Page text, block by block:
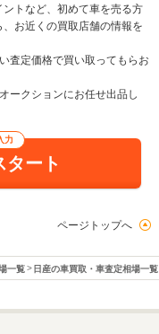
トなど、初めて車を売る方
お近くの買取店舗の情報を
査定価格で買い取ってもらお
ークションにお任せ出品し
力
タート
ページトップへ
一覧 日産の車買取・車査定相場一覧